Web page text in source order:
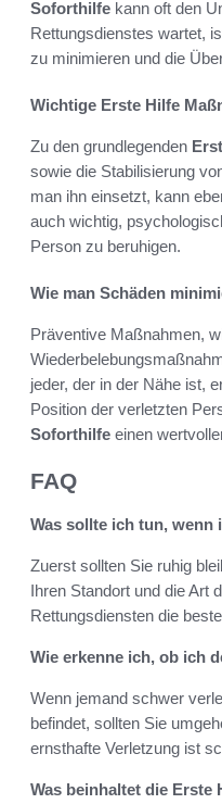
Soforthilfe kann oft den
Rettungsdienstes wartet,
zu minimieren und die
Wichtige Erste Hilfe
Zu den grundlegenden
sowie die Stabilisierung
man ihn einsetzt, kann
auch wichtig,
Person zu beruhigen.
Wie man Schäden
Präventive Maßnahmen,
jeder, der in der Nähe ist,
Position der verletzten
Soforthilfe einen
FAQ
Was sollte ich tun, wenn
Zuerst sollten Sie ruhig
Ihren Standort und die Art
Rettungsdiensten die
Wie erkenne ich, ob ich
Wenn jemand schwer
befindet, sollten Sie
ernsthafte Verletzung ist
Was beinhaltet die Erste